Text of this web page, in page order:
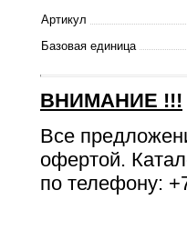
Артикул
Базовая единица
ВНИМАНИЕ !!!
Все
офертой.
по телефону: